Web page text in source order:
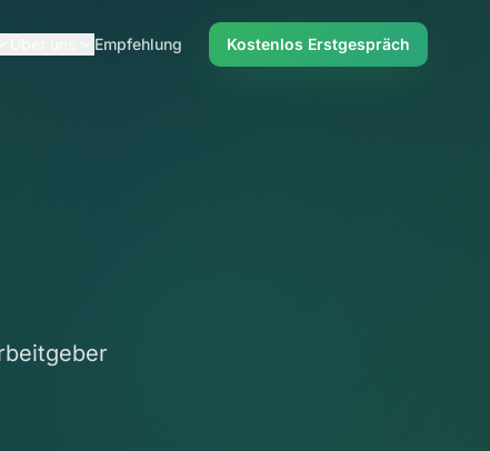
Empfehlung Kostenlos Erstgespräch